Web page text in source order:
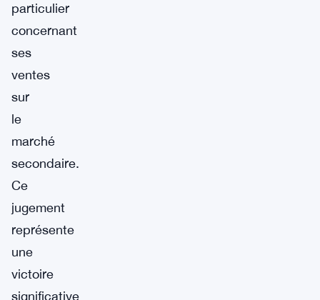
particulier
concernant
ses
ventes
sur
le
marché
secondaire.
Ce
jugement
représente
une
victoire
significative